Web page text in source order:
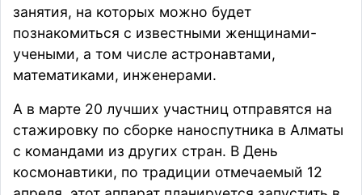
занятия, на которых можно будет
познакомиться с известными женщинами-
учеными, а том числе астронавтами,
математиками, инженерами.
А в марте 20 лучших участниц отправятся на
стажировку по сборке наноспутника в Алматы
с командами из других стран. В День
космонавтики, по традиции отмечаемый 12